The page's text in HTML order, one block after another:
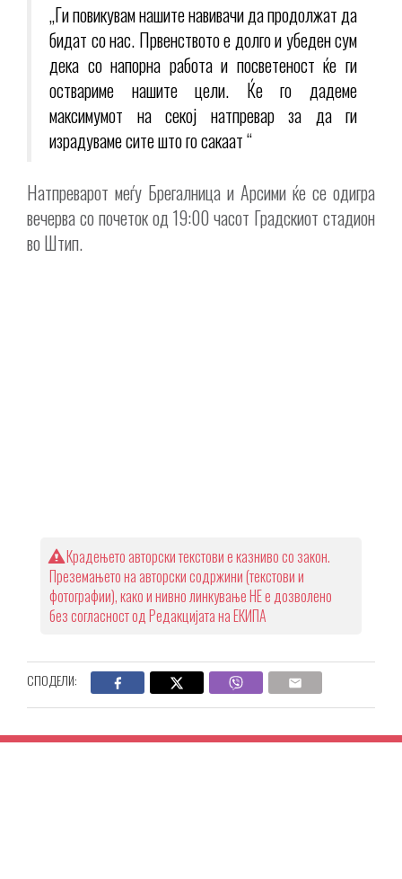
„Ги повикувам нашите навивачи да продолжат да
бидат со нас. Првенството е долго и убеден сум
дека со напорна работа и посветеност ќе ги
оствариме нашите цели. Ќе го дадеме
максимумот на секој натпревар за да ги
израдуваме сите што го сакаат “
Натпреварот меѓу Брегалница и Арсими ќе се одигра
вечерва со почеток од 19:00 часот Градскиот стадион
во Штип.
Крадењето авторски текстови е казниво со закон.
Преземањето на авторски содржини (текстови и
фотографии), како и нивно линкување НЕ е дозволено
без согласност од Редакцијата на ЕКИПА
СПОДЕЛИ: